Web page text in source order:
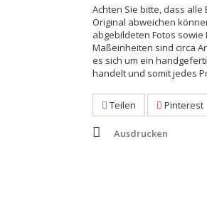
Achten Sie bitte, dass
Original abweichen
abgebildeten Fotos
Maßeinheiten sind circa
es sich um ein
handelt und somit jedes
Teilen Pinterest
Ausdrucken